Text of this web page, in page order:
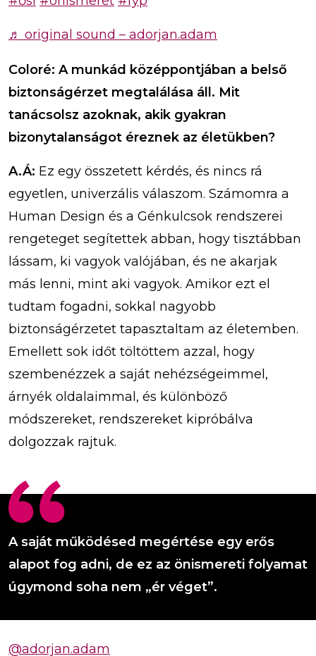
♬ original sound – adorjan.adam
Coloré: A munkád középpontjában a belső
biztonságérzet megtalálása áll. Mit
tanácsolsz azoknak, akik gyakran
bizonytalanságot éreznek az életükben?
A.Á: Ez egy összetett kérdés, és nincs rá
egyetlen, univerzális válaszom. Számomra a
Human Design és a Génkulcsok rendszerei
rengeteget segítettek abban, hogy tisztábban
lássam, ki vagyok valójában, és ne akarjak
más lenni, mint aki vagyok. Amikor ezt el
tudtam fogadni, sokkal nagyobb
biztonságérzetet tapasztaltam az életemben.
Emellett sok időt töltöttem azzal, hogy
szembenézzek a saját nehézségeimmel,
árnyék oldalaimmal, és különböző
módszereket, rendszereket kipróbálva
dolgozzak rajtuk.
A saját működésed megértése egy erős
alapot fog adni, de ez az önismereti folyamat
úgymond soha nem „ér véget”.
@adorjan.adam